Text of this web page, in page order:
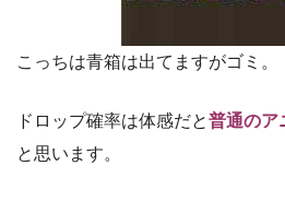
こっちは青箱は出てますがゴミ。
ドロップ確率は体感だと普通のア
と思います。